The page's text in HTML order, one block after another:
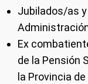
Jubilados/as
Ex
de la Pensión
la Provincia